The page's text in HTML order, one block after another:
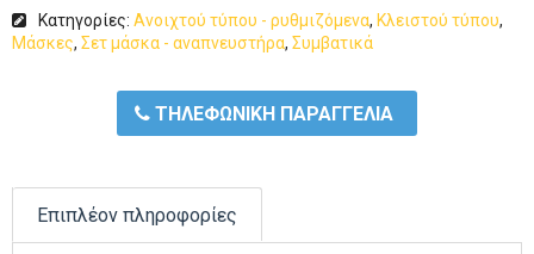
Κατηγορίες: Ανοιχτού τύπου - ρυθμιζόμενα, Κλειστού τύπου,
Μάσκες, Σετ μάσκα - αναπνευστήρα, Συμβατικά
ΤΗΛΕΦΩΝΙΚΗ ΠΑΡΑΓΓΕΛΙΑ
Επιπλέον πληροφορίες